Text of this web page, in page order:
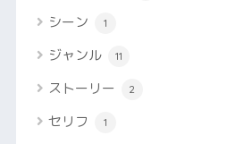
シーン 1
ジャンル 11
ストーリー 2
セリフ 1